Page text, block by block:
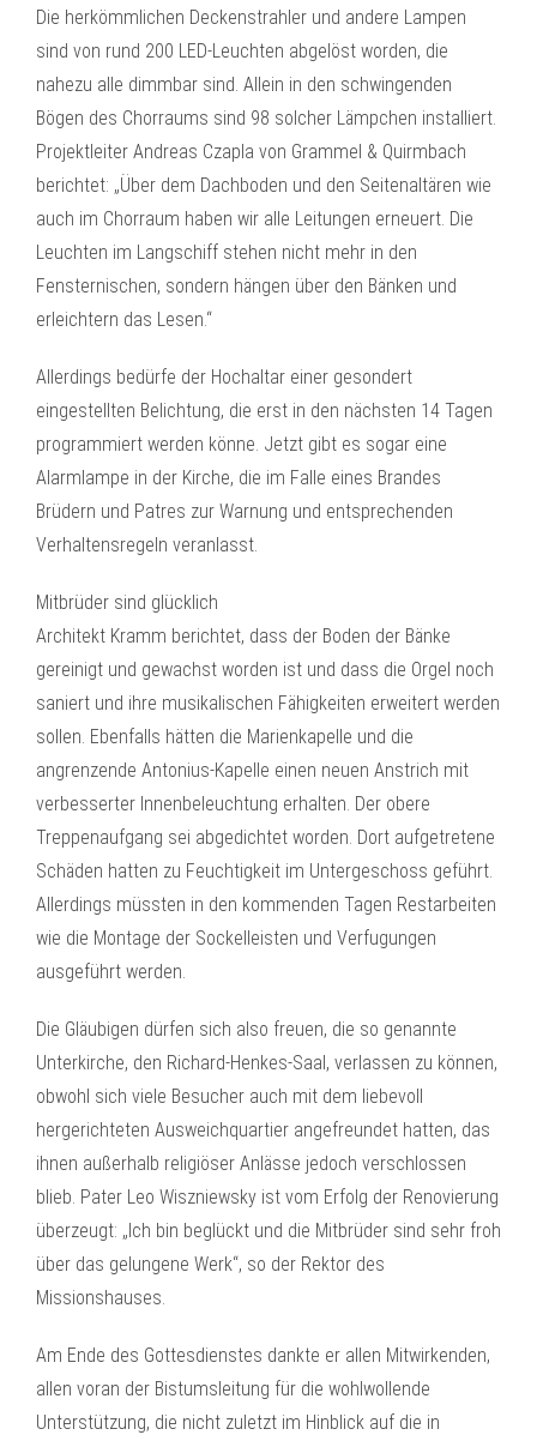
Die herkömmlichen Deckenstrahler und andere Lampen
sind von rund 200 LED-Leuchten abgelöst worden, die
nahezu alle dimmbar sind. Allein in den schwingenden
Bögen des Chorraums sind 98 solcher Lämpchen installiert.
Projektleiter Andreas Czapla von Grammel & Quirmbach
berichtet: „Über dem Dachboden und den Seitenaltären wie
auch im Chorraum haben wir alle Leitungen erneuert. Die
Leuchten im Langschiff stehen nicht mehr in den
Fensternischen, sondern hängen über den Bänken und
erleichtern das Lesen.“
Allerdings bedürfe der Hochaltar einer gesondert
eingestellten Belichtung, die erst in den nächsten 14 Tagen
programmiert werden könne. Jetzt gibt es sogar eine
Alarmlampe in der Kirche, die im Falle eines Brandes
Brüdern und Patres zur Warnung und entsprechenden
Verhaltensregeln veranlasst.
Mitbrüder sind glücklich
Architekt Kramm berichtet, dass der Boden der Bänke
gereinigt und gewachst worden ist und dass die Orgel noch
saniert und ihre musikalischen Fähigkeiten erweitert werden
sollen. Ebenfalls hätten die Marienkapelle und die
angrenzende Antonius-Kapelle einen neuen Anstrich mit
verbesserter Innenbeleuchtung erhalten. Der obere
Treppenaufgang sei abgedichtet worden. Dort aufgetretene
Schäden hatten zu Feuchtigkeit im Untergeschoss geführt.
Allerdings müssten in den kommenden Tagen Restarbeiten
wie die Montage der Sockelleisten und Verfugungen
ausgeführt werden.
Die Gläubigen dürfen sich also freuen, die so genannte
Unterkirche, den Richard-Henkes-Saal, verlassen zu können,
obwohl sich viele Besucher auch mit dem liebevoll
hergerichteten Ausweichquartier angefreundet hatten, das
ihnen außerhalb religiöser Anlässe jedoch verschlossen
blieb. Pater Leo Wiszniewsky ist vom Erfolg der Renovierung
überzeugt: „Ich bin beglückt und die Mitbrüder sind sehr froh
über das gelungene Werk“, so der Rektor des
Missionshauses.
Am Ende des Gottesdienstes dankte er allen Mitwirkenden,
allen voran der Bistumsleitung für die wohlwollende
Unterstützung, die nicht zuletzt im Hinblick auf die in